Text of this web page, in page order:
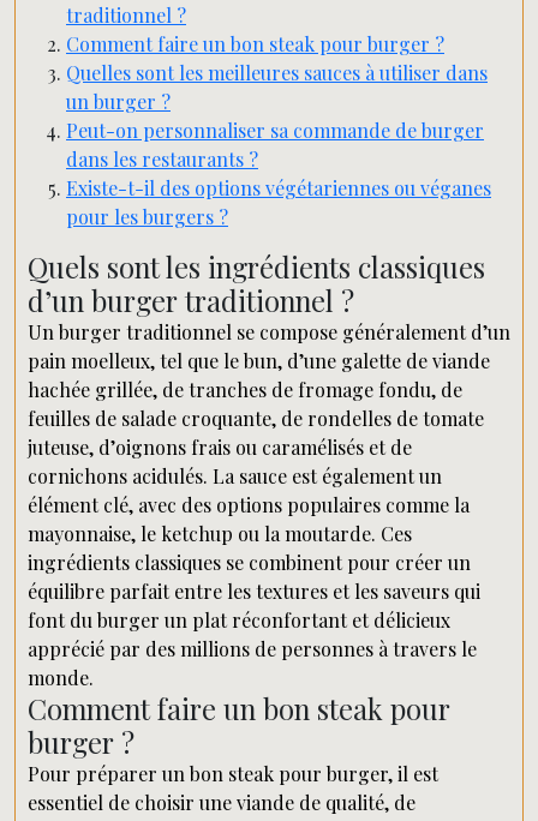
traditionnel ?
Comment faire un bon steak pour burger ?
Quelles sont les meilleures sauces à utiliser dans
un burger ?
Peut-on personnaliser sa commande de burger
dans les restaurants ?
Existe-t-il des options végétariennes ou véganes
pour les burgers ?
Quels sont les ingrédients classiques
d’un burger traditionnel ?
Un burger traditionnel se compose généralement d’un
pain moelleux, tel que le bun, d’une galette de viande
hachée grillée, de tranches de fromage fondu, de
feuilles de salade croquante, de rondelles de tomate
juteuse, d’oignons frais ou caramélisés et de
cornichons acidulés. La sauce est également un
élément clé, avec des options populaires comme la
mayonnaise, le ketchup ou la moutarde. Ces
ingrédients classiques se combinent pour créer un
équilibre parfait entre les textures et les saveurs qui
font du burger un plat réconfortant et délicieux
apprécié par des millions de personnes à travers le
monde.
Comment faire un bon steak pour
burger ?
Pour préparer un bon steak pour burger, il est
essentiel de choisir une viande de qualité, de